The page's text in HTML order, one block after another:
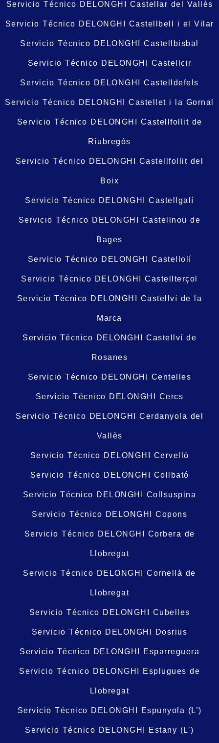
Servicio Técnico DELONGHI Castellar del Vallès
Servicio Técnico DELONGHI Castellbell i el Vilar
Servicio Técnico DELONGHI Castellbisbal
Servicio Técnico DELONGHI Castellcir
Servicio Técnico DELONGHI Castelldefels
Servicio Técnico DELONGHI Castellet i la Gornal
Servicio Técnico DELONGHI Castellfollit de
Riubregós
Servicio Técnico DELONGHI Castellfollit del
Boix
Servicio Técnico DELONGHI Castellgalí
Servicio Técnico DELONGHI Castellnou de
Bages
Servicio Técnico DELONGHI Castellolí
Servicio Técnico DELONGHI Castellterçol
Servicio Técnico DELONGHI Castellví de la
Marca
Servicio Técnico DELONGHI Castellví de
Rosanes
Servicio Técnico DELONGHI Centelles
Servicio Técnico DELONGHI Cercs
Servicio Técnico DELONGHI Cerdanyola del
Vallès
Servicio Técnico DELONGHI Cervelló
Servicio Técnico DELONGHI Collbató
Servicio Técnico DELONGHI Collsuspina
Servicio Técnico DELONGHI Copons
Servicio Técnico DELONGHI Corbera de
Llobregat
Servicio Técnico DELONGHI Cornellà de
Llobregat
Servicio Técnico DELONGHI Cubelles
Servicio Técnico DELONGHI Dosrius
Servicio Técnico DELONGHI Esparreguera
Servicio Técnico DELONGHI Esplugues de
Llobregat
Servicio Técnico DELONGHI Espunyola (L’)
Servicio Técnico DELONGHI Estany (L’)